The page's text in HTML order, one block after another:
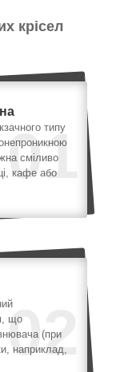
крісел
01
типу
сміливо
кафе або
02
що
(при
наприклад,